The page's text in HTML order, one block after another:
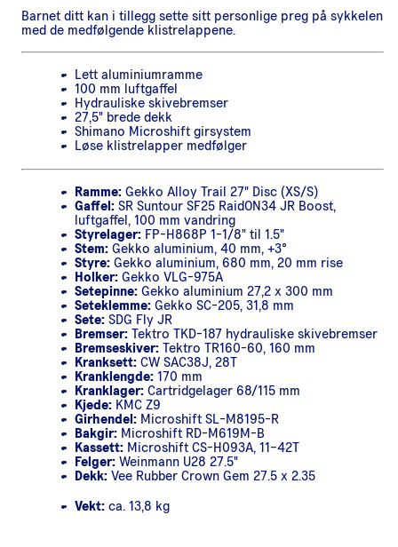
Barnet ditt kan i tillegg sette sitt personlige preg på sykkelen
med de medfølgende klistrelappene.
Lett aluminiumramme
100 mm luftgaffel
Hydrauliske skivebremser
27,5" brede dekk
Shimano Microshift girsystem
Løse klistrelapper medfølger
Ramme: Gekko Alloy Trail 27" Disc (XS/S)
Gaffel: SR Suntour SF25 RaidON34 JR Boost,
luftgaffel, 100 mm vandring
Styrelager: FP-H868P 1-1/8" til 1.5"
Stem: Gekko aluminium, 40 mm, +3°
Styre: Gekko aluminium, 680 mm, 20 mm rise
Holker: Gekko VLG-975A
Setepinne: Gekko aluminium 27,2 x 300 mm
Seteklemme: Gekko SC-205, 31,8 mm
Sete: SDG Fly JR
Bremser: Tektro TKD-187 hydrauliske skivebremser
Bremseskiver: Tektro TR160-60, 160 mm
Kranksett: CW SAC38J, 28T
Kranklengde: 170 mm
Kranklager: Cartridgelager 68/115 mm
Kjede: KMC Z9
Girhendel: Microshift SL-M8195-R
Bakgir: Microshift RD-M619M-B
Kassett: Microshift CS-H093A, 11–42T
Felger: Weinmann U28 27.5"
Dekk: Vee Rubber Crown Gem 27.5 x 2.35
Vekt: ca. 13,8 kg